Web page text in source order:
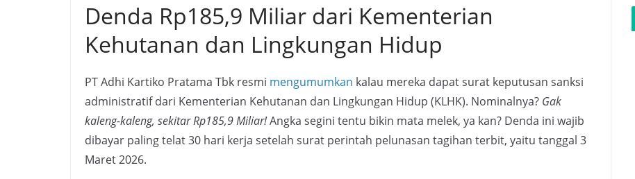
Denda Rp185,9 Miliar dari Kementerian
Kehutanan dan Lingkungan Hidup
PT Adhi Kartiko Pratama Tbk resmi mengumumkan kalau mereka dapat surat keputusan sanksi
administratif dari Kementerian Kehutanan dan Lingkungan Hidup (KLHK). Nominalnya? Gak
kaleng-kaleng, sekitar Rp185,9 Miliar!Angka segini tentu bikin mata melek, ya kan? Denda ini wajib
dibayar paling telat 30 hari kerja setelah surat perintah pelunasan tagihan terbit, yaitu tanggal 3
Maret 2026.